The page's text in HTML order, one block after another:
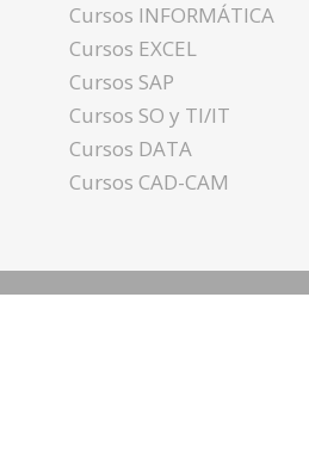
Cursos INFORMÁTICA
Cursos EXCEL
Cursos SAP
Cursos SO y TI/IT
Cursos DATA
Cursos CAD-CAM